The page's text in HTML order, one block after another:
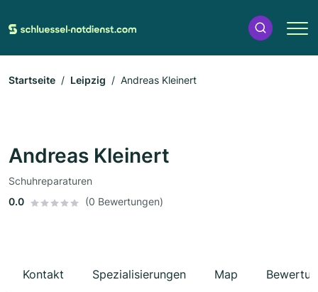
Startseite Leipzig Andreas Kleinert
Andreas Kleinert
Schuhreparaturen
0.0
(0 Bewertungen)
Kontakt Spezialisierungen Map